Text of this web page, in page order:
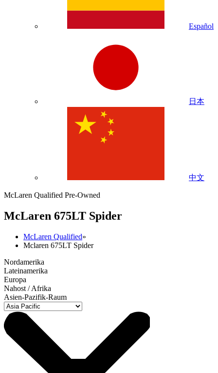
Español
日本
中文
McLaren Qualified Pre-Owned
McLaren 675LT Spider
McLaren Qualified»
Mclaren 675LT Spider
Nordamerika
Lateinamerika
Europa
Nahost / Afrika
Asien-Pazifik-Raum